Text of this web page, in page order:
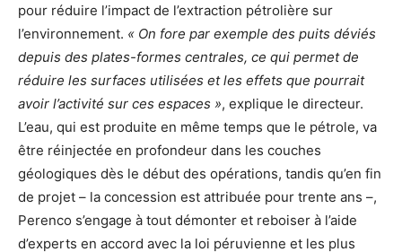
pour réduire l’impact de l’extraction pétrolière sur
l’environnement. « On fore par exemple des puits déviés
depuis des plates-formes centrales, ce qui permet de
réduire les surfaces utilisées et les effets que pourrait
avoir l’activité sur ces espaces », explique le directeur.
L’eau, qui est produite en même temps que le pétrole, va
être réinjectée en profondeur dans les couches
géologiques dès le début des opérations, tandis qu’en fin
de projet – la concession est attribuée pour trente ans –,
Perenco s’engage à tout démonter et reboiser à l’aide
d’experts en accord avec la loi péruvienne et les plus